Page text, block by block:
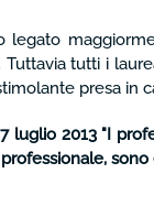
tutti i
presa
2013 "I